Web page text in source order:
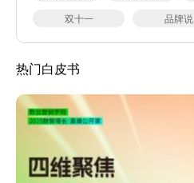
双十一
品牌说
热门白皮书